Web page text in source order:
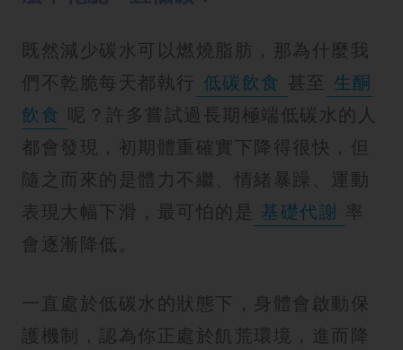
既然減少碳水可以燃燒脂肪，那為什麼我
們不乾脆每天都執行 低碳飲食 甚至 生酮
飲食 呢？許多嘗試過長期極端低碳水的人
都會發現，初期體重確實下降得很快，但
隨之而來的是體力不繼、情緒暴躁、運動
表現大幅下滑，最可怕的是 基礎代謝 率
會逐漸降低。
一直處於低碳水的狀態下，身體會啟動保
護機制，認為你正處於飢荒環境，進而降